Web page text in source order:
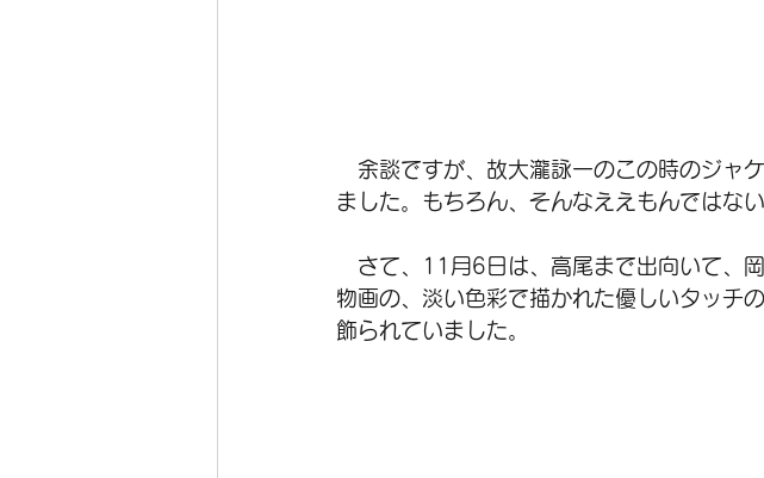
余談ですが、故大瀧詠一のこの時のジャ
ました。もちろん、そんなええもんではな
さて、11月6日は、高尾まで出向いて、
物画の、淡い色彩で描かれた優しいタッチ
飾られていました。